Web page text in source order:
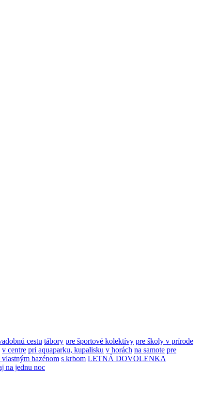
cestu tábory pre športové kolektívy pre školy v prírode
v centre pri aquaparku, kupalisku v horách na samote pre
vlastným bazénom s krbom LETNÁ DOVOLENKA
na jednu noc